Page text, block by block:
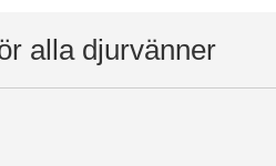
alla djurvänner